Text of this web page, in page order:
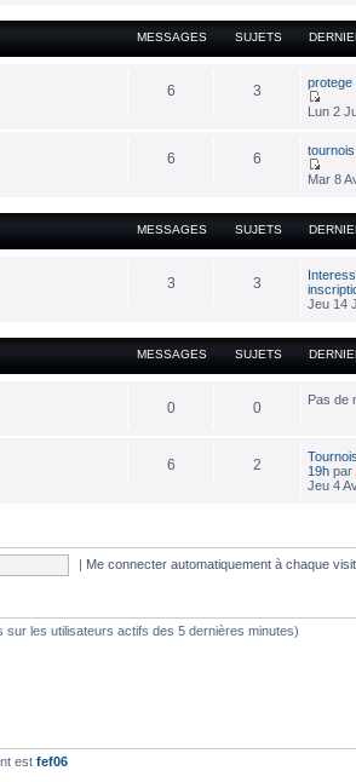
MESSAGES SUJETS
6 3 protege
Lun 2
6 6
Mar 8
MESSAGES SUJETS
3 3
Jeu 14
MESSAGES SUJETS
0 0 Pas de
6 2
19hpar
Jeu 4
| Me connecter automatiquement à chaque
les utilisateurs actifs des 5 dernières minutes)
est fef06